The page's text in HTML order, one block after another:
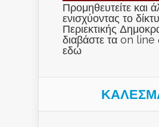
Προμηθευτείτε και
ενισχύοντας το
Περιεκτικής
διαβάστε τα on
εδώ